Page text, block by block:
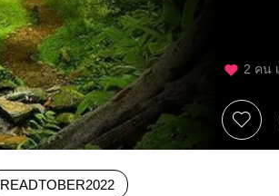
2 คน
READTOBER2022